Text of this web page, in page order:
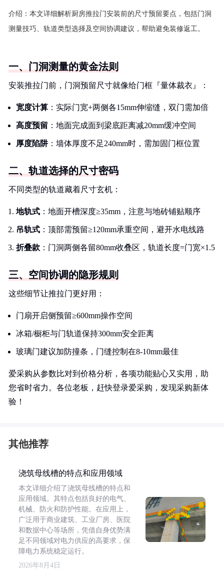
介绍： 本文详细解析厨房推拉门安装前的尺寸预留要点，包括门洞
测量技巧、轨道类型选择及空间协调建议，帮助避免装修返工。
一、门洞测量的黄金法则
安装推拉门前，门洞预留尺寸就像给门框『量体裁衣』：
宽度计算 ：实际门宽+两侧各15mm伸缩缝，双门需加倍
高度预留 ：地面完成面到梁底距离减20mm缓冲空间
厚度陷阱：墙体厚度不足240mm时，需加固门框位置
二、轨道选择的尺寸密码
不同类型的轨道藏着尺寸玄机：
地轨式 ：地面开槽深度≥35mm，注意与地砖铺贴顺序
吊轨式 ：顶部需预留≥120mm承重空间，避开水电线路
折叠款 ：门洞两侧各留80mm收叠区，轨道长度=门宽×1.5
三、空间协调的隐形规则
这些细节让推拉门更好用：
门扇开启侧预留≥600mm操作空间
冰箱/橱柜与门轨道保持300mm安全距离
玻璃门建议加防撞条，门缝控制在8-10mm最佳
爱采购从参数比对到价格分析，各项功能贴心又实用，助
您省时省力。各位老板，赶快登录爱采购，发现采购新体
验！
其他推荐
浇筑母线槽的特点和应用领域
本文详细介绍了浇筑母线槽的特点和
应用领域。其特点包括良好的电气、
机械、防火和防护性能。在应用上，
广泛用于商业建筑、工业厂房、医院
和数据中心等场所，凭借自身优势满
足不同领域对电力供应的高要求，保
障电力系统稳定运行。
2026年8月4日